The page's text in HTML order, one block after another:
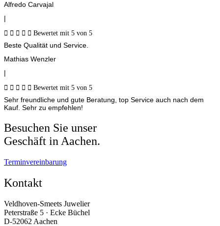
Alfredo Carvajal
|
     Bewertet mit 5 von 5
Beste Qualität und Service.
Mathias Wenzler
|
     Bewertet mit 5 von 5
Sehr freundliche und gute Beratung, top Service auch nach dem
Kauf. Sehr zu empfehlen!
Besuchen Sie unser
Geschäft in Aachen.
Terminvereinbarung
Kontakt
Veldhoven-Smeets Juwelier
Peterstraße 5 · Ecke Büchel
D-52062 Aachen